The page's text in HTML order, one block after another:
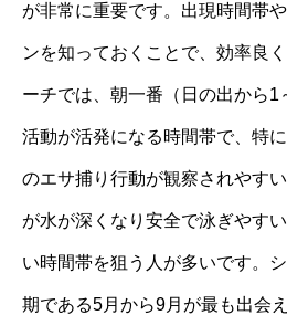
が非常に重要です。出現時間帯
ンを知っておくことで、効率良
ーチでは、朝一番（日の出から
活動が活発になる時間帯で、特
のエサ捕り行動が観察されやす
が水が深くなり安全で泳ぎやす
い時間帯を狙う人が多いです。
期である5月から9月が最も出会